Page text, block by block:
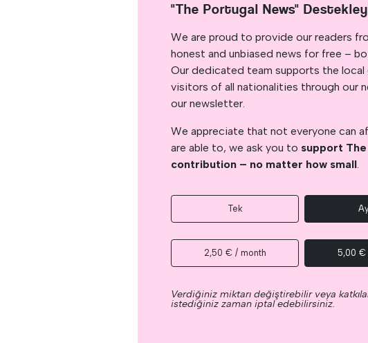
"The Portugal News"
We are proud to provide our readers
honest and unbiased news for free –
Our dedicated team supports the
visitors of all nationalities through our
our newsletter.
We appreciate that not everyone can
are able to, we ask you to support The
contribution – no matter how small.
Tek
2,50 € / month 5,00 €
Verdiğiniz miktarı değiştirebilir veya
istediğiniz zaman iptal edebilirsiniz.